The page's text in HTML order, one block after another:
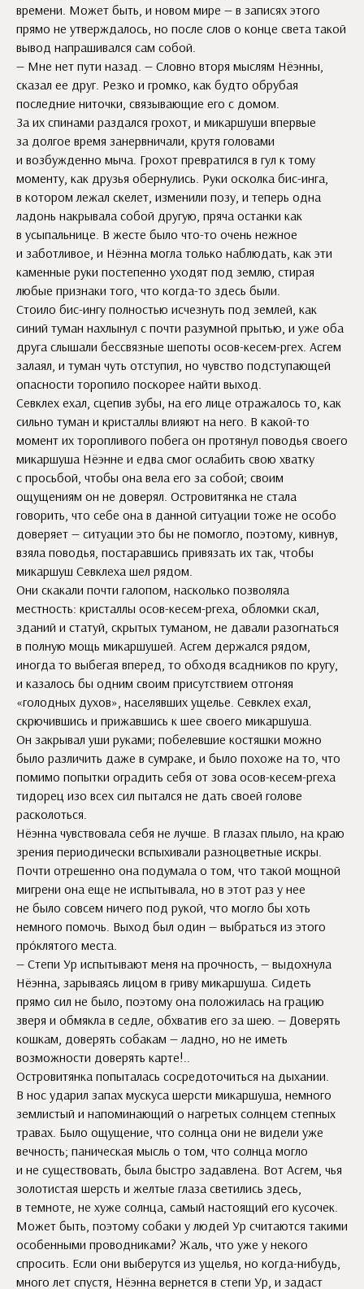
времени. Может быть, и новом мире — в записях этого
прямо не утверждалось, но после слов о конце света такой
вывод напрашивался сам собой.
— Мне нет пути назад. — Словно вторя мыслям Нёэнны,
сказал ее друг. Резко и громко, как будто обрубая
последние ниточки, связывающие его с домом.
За их спинами раздался грохот, и микаршуши впервые
за долгое время занервничали, крутя головами
и возбужденно мыча. Грохот превратился в гул к тому
моменту, как друзья обернулись. Руки осколка бис-инга,
в котором лежал скелет, изменили позу, и теперь одна
ладонь накрывала собой другую, пряча останки как
в усыпальнице. В жесте было что-то очень нежное
и заботливое, и Нёэнна могла только наблюдать, как эти
каменные руки постепенно уходят под землю, стирая
любые признаки того, что когда-то здесь были.
Стоило бис-ингу полностью исчезнуть под землей, как
синий туман нахлынул с почти разумной прытью, и уже оба
друга слышали бессвязные шепоты осов-кесем-ргех. Асгем
залаял, и туман чуть отступил, но чувство подступающей
опасности торопило поскорее найти выход.
Севклех ехал, сцепив зубы, на его лице отражалось то, как
сильно туман и кристаллы влияют на него. В какой-то
момент их торопливого побега он протянул поводья своего
микаршуша Нёэнне и едва смог ослабить свою хватку
с просьбой, чтобы она вела его за собой; своим
ощущениям он не доверял. Островитянка не стала
говорить, что себе она в данной ситуации тоже не особо
доверяет — ситуации это бы не помогло, поэтому, кивнув,
взяла поводья, постаравшись привязать их так, чтобы
микаршуш Севклеха шел рядом.
Они скакали почти галопом, насколько позволяла
местность: кристаллы осов-кесем-ргеха, обломки скал,
зданий и статуй, скрытых туманом, не давали разогнаться
в полную мощь микаршушей. Асгем держался рядом,
иногда то выбегая вперед, то обходя всадников по кругу,
и казалось бы одним своим присутствием отгоняя
«голодных духов», населявших ущелье. Севклех ехал,
скрючившись и прижавшись к шее своего микаршуша.
Он закрывал уши руками; побелевшие костяшки можно
было различить даже в сумраке, и было похоже на то, что
помимо попытки оградить себя от зова осов-кесем-ргеха
тидорец изо всех сил пытался не дать своей голове
расколоться.
Нёэнна чувствовала себя не лучше. В глазах плыло, на краю
зрения периодически вспыхивали разноцветные искры.
Почти отрешенно она подумала о том, что такой мощной
мигрени она еще не испытывала, но в этот раз у нее
не было совсем ничего под рукой, что могло бы хоть
немного помочь. Выход был один — выбраться из этого
прóклятого места.
— Степи Ур испытывают меня на прочность, — выдохнула
Нёэнна, зарываясь лицом в гриву микаршуша. Сидеть
прямо сил не было, поэтому она положилась на грацию
зверя и обмякла в седле, обхватив его за шею. — Доверять
кошкам, доверять собакам — ладно, но не иметь
возможности доверять карте!..
Островитянка попыталась сосредоточиться на дыхании.
В нос ударил запах мускуса шерсти микаршуша, немного
землистый и напоминающий о нагретых солнцем степных
травах. Было ощущение, что солнца они не видели уже
вечность; паническая мысль о том, что солнца могло
и не существовать, была быстро задавлена. Вот Асгем, чья
золотистая шерсть и желтые глаза светились здесь,
в темноте, не хуже солнца, самый настоящий его кусочек.
Может быть, поэтому собаки у людей Ур считаются такими
особенными проводниками? Жаль, что уже у некого
спросить. Если они выберутся из ущелья, но когда-нибудь,
много лет спустя, Нёэнна вернется в степи Ур, и задаст